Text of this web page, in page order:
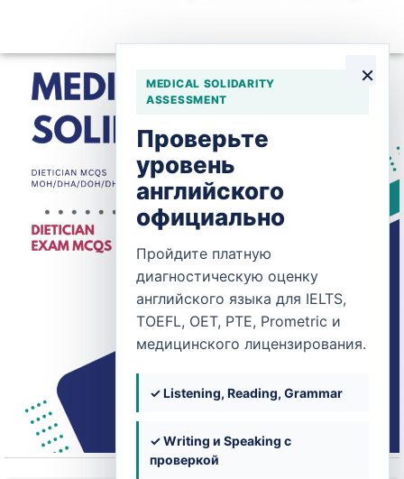
×
MEDICAL SOLIDARITY
ASSESSMENT
Проверьте
уровень
английского
официально
Пройдите платную
диагностическую оценку
английского языка для IELTS,
TOEFL, OET, PTE, Prometric и
медицинского лицензирования.
✓ Listening, Reading, Grammar
✓ Writing и Speaking с
проверкой